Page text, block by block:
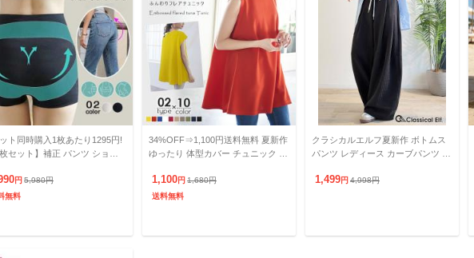
ト同時購入1枚あたり1295円!
枚セット】補正 パンツ ショー
ョーツ 夏新
円 5,980円
無料
34%OFF⇒1,100円送料無料 夏新作
ゆったり 体型カバー チュニック ノ
丈 カットソ
1,100円 1,680円
送料無料
クラシカルエルフ夏新作 ボトムス
パンツ レディース カーブパンツ ワ
ラックス ストレスフリ
1,499円 4,998円